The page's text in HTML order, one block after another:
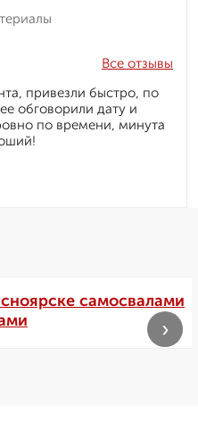
Все отзывы
привезли быстро, по
обговорили дату и
по времени, минута
самосвалами
›